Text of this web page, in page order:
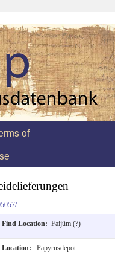
of
Find Location: Faijûm (?)
Location: Papyrusdepot